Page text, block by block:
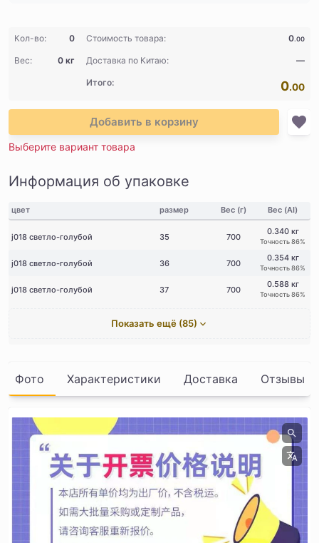
Кол-во: 0 Стоимость товара: 0.00
Вес: 0 кг Доставка по Китаю: —
Итого: 0.00
Добавить в корзину
Выберите вариант товара
Информация об упаковке
цвет размер Вес (г) Вес (AI)
j018 светло-голубой 35 700
0.340 кг
Точность 86%
j018 светло-голубой 36 700
0.354 кг
Точность 86%
j018 светло-голубой 37 700
0.588 кг
Точность 86%
Показать ещё (85)
Фото Характеристики Доставка Отзывы